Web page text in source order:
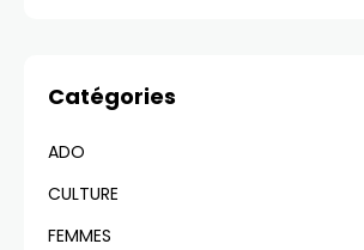
Catégories
ADO
CULTURE
FEMMES